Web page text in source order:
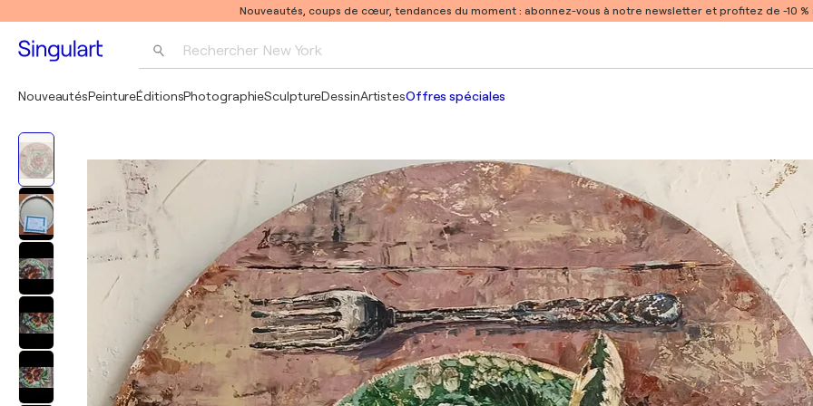
Nouveautés, coups de cœur, tendances du moment : abonnez-vous à notre newsletter et profitez de -10
Rechercher New York
Pablo Picasso
NouveautésPeintureÉditionsPhotographieSculptureDessinArtistesOffres spéciales